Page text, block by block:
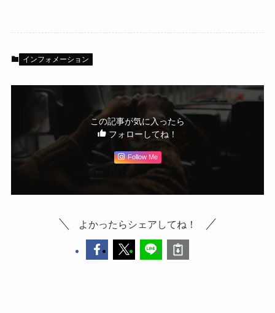
インフォメーション
この記事が気に入ったら
フォローしてね！
Follow Me
よかったらシェアしてね！